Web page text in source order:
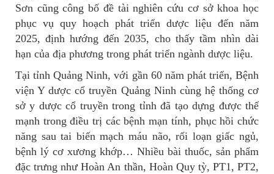
Sơn cũng công bố đề tài nghiên cứu cơ sở khoa học
phục vụ quy hoạch phát triển dược liệu đến năm
2025, định hướng đến 2035, cho thấy tầm nhìn dài
hạn của địa phương trong phát triển ngành dược liệu.
Tại tỉnh Quảng Ninh, với gần 60 năm phát triển, Bệnh
viện Y dược cổ truyền Quảng Ninh cùng hệ thống cơ
sở y dược cổ truyền trong tỉnh đã tạo dựng được thế
mạnh trong điều trị các bệnh mạn tính, phục hồi chức
năng sau tai biến mạch máu não, rối loạn giấc ngủ,
bệnh lý cơ xương khớp… Nhiều bài thuốc, sản phẩm
đặc trưng như Hoàn An thần, Hoàn Quy tỳ, PT1, PT2,